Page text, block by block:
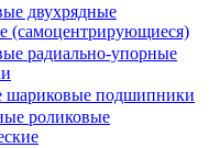
двухрядные
(самоцентрирующиеся)
радиально-упорные
шариковые подшипники
роликовые